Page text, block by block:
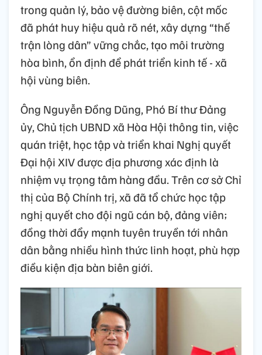
trong quản lý, bảo vệ đường biên, cột mốc
đã phát huy hiệu quả rõ nét, xây dựng “thế
trận lòng dân” vững chắc, tạo môi trường
hòa bình, ổn định để phát triển kinh tế - xã
hội vùng biên.
Ông Nguyễn Đồng Dũng, Phó Bí thư Đảng
ủy, Chủ tịch UBND xã Hòa Hội thông tin, việc
quán triệt, học tập và triển khai Nghị quyết
Đại hội XIV được địa phương xác định là
nhiệm vụ trọng tâm hàng đầu. Trên cơ sở Chỉ
thị của Bộ Chính trị, xã đã tổ chức học tập
nghị quyết cho đội ngũ cán bộ, đảng viên;
đồng thời đẩy mạnh tuyên truyền tới nhân
dân bằng nhiều hình thức linh hoạt, phù hợp
điều kiện địa bàn biên giới.